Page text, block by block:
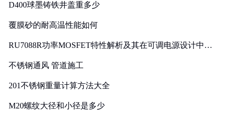
D400球墨铸铁井盖重多少
覆膜砂的耐高温性能如何
RU7088R功率MOSFET特性解析及其在可调电源设计中的
不锈钢通风 管道施工
201不锈钢重量计算方法大全
M20螺纹大径和小径是多少